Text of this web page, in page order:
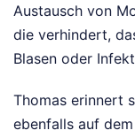
Austausch von
die verhindert,
Blasen oder
Thomas erinnert
ebenfalls auf